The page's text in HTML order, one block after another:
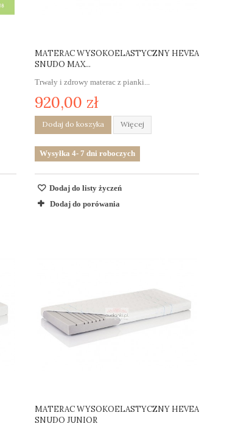
MATERAC WYSOKOELASTYCZNY HEVEA
SNUDO MAX...
Trwały i zdrowy materac z pianki...
920,00 zł
Dodaj do koszyka Więcej
Wysyłka 4- 7 dni roboczych
Dodaj do listy życzeń
Dodaj do porówania
MATERAC WYSOKOELASTYCZNY HEVEA
SNUDO JUNIOR